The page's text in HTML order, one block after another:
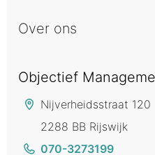
Over ons
Objectief
Nijverheidsstraat 120
2288 BB Rijswijk
070-3273199